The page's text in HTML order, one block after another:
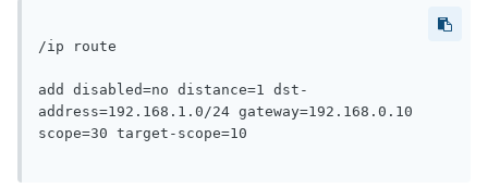
/ip route
add disabled=no distance=1 dst-
address=192.168.1.0/24 gateway=192.168.0.10
scope=30 target-scope=10